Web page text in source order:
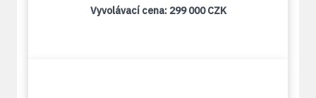
Vyvolávací cena: 299 000 CZK